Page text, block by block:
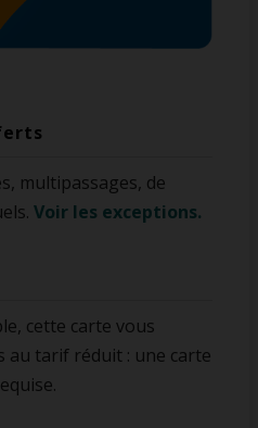
multipassages, de
Voir les exceptions.
cette carte vous
au tarif réduit : une carte